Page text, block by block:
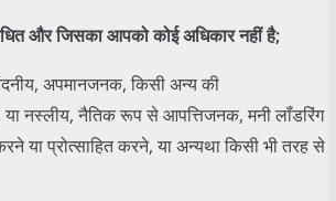
और जिसका आपको कोई अधिकार नहीं है;
अपमानजनक, किसी अन्य की
नस्लीय, नैतिक रूप से आपत्तिजनक, मनी लॉंडरिंग
या प्रोत्साहित करने, या अन्यथा किसी भी तरह से